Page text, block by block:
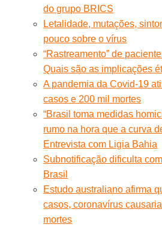
do grupo BRICS
Letalidade, mutações,
pouco sobre o vírus
“Rastreamento” de
Quais são as implicações
A pandemia da Covid-19
casos e 200 mil mortes
“Brasil toma medidas
rumo na hora que a curva
Entrevista com Ligia Bahia
Subnotificação dificulta
Brasil
Estudo australiano afirma
casos, coronavírus
mortes